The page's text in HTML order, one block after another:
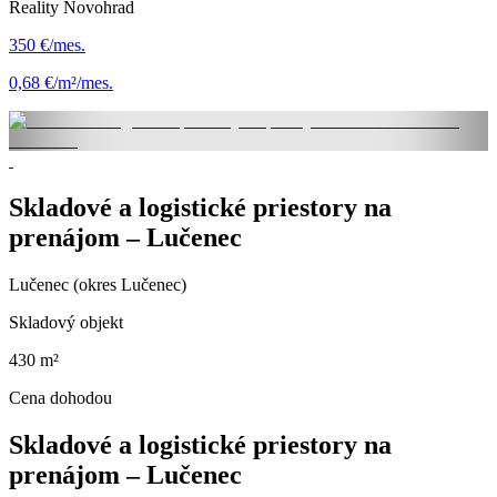
Reality Novohrad
350 €/mes.
0,68 €/m²/mes.
Skladové a logistické priestory na
prenájom – Lučenec
Lučenec (okres Lučenec)
Skladový objekt
430 m²
Cena dohodou
Skladové a logistické priestory na
prenájom – Lučenec